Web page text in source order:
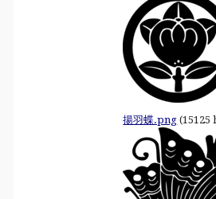
揚羽蝶.png (15125